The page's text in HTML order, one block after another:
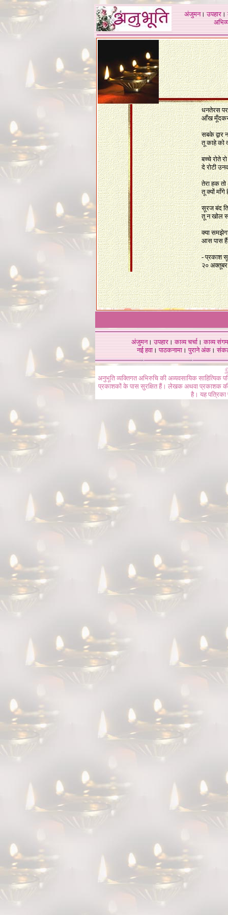
अंजुमन।उपहार।
धनतेरस
आँख मूँदकर
सबके द्वार
तू काहे को
बच्चे रोते
दे रोटी
तेरा हक तो
तू क्यों माँगे
सूरज बंद
तू न खोल
क्या
आस पास
- प्रकाश
२०
अंजुमन।उपहार।काव्य चर्चा।काव्य संगम
नई हवा। पाठकनामा। पुराने अंक।
अनुभूति व्यक्तिगत अभिरुचि की अव्यवसायिक
प्रकाशकों के पास सुरक्षित हैं। लेखक अथवा प्रकाशक की
है। यह पत्रिका